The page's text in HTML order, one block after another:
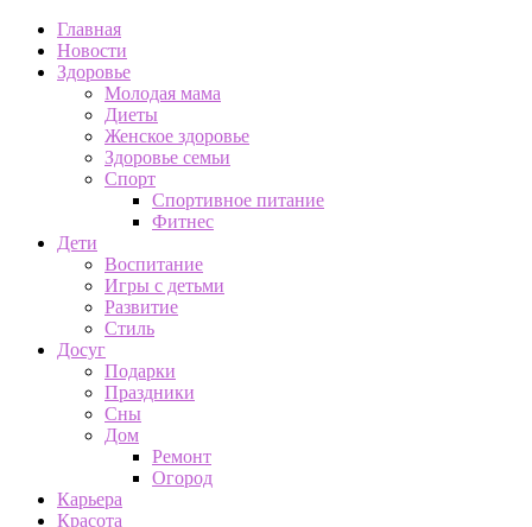
Главная
Новости
Здоровье
Молодая мама
Диеты
Женское здоровье
Здоровье семьи
Спорт
Спортивное питание
Фитнес
Дети
Воспитание
Игры с детьми
Развитие
Стиль
Досуг
Подарки
Праздники
Сны
Дом
Ремонт
Огород
Карьера
Красота